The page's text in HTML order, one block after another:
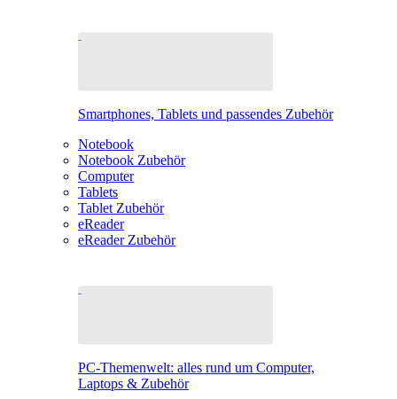
Smartphones, Tablets und passendes Zubehör
Notebook
Notebook Zubehör
Computer
Tablets
Tablet Zubehör
eReader
eReader Zubehör
PC-Themenwelt: alles rund um Computer,
Laptops & Zubehör